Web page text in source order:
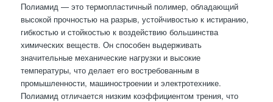
Полиамид — это термопластичный полимер, обладающий
высокой прочностью на разрыв, устойчивостью к истиранию,
гибкостью и стойкостью к воздействию большинства
химических веществ. Он способен выдерживать
значительные механические нагрузки и высокие
температуры, что делает его востребованным в
промышленности, машиностроении и электротехнике.
Полиамид отличается низким коэффициентом трения, что